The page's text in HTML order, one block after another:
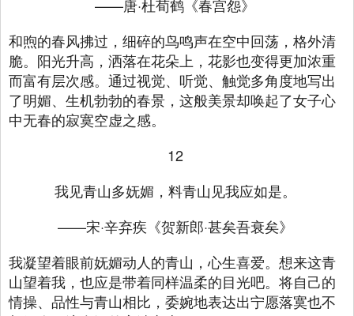
——唐·杜荀鹤《春宫怨》
和煦的春风拂过，细碎的鸟鸣声在空中回荡，格外清
脆。阳光升高，洒落在花朵上，花影也变得更加浓重
而富有层次感。通过视觉、听觉、触觉多角度地写出
了明媚、生机勃勃的春景，这般美景却唤起了女子心
中无春的寂寞空虚之感。
12
我见青山多妩媚，料青山见我应如是。
——宋·辛弃疾《贺新郎·甚矣吾衰矣》
我凝望着眼前妩媚动人的青山，心生喜爱。想来这青
山望着我，也应是带着同样温柔的目光吧。将自己的
情操、品性与青山相比，委婉地表达出宁愿落寞也不